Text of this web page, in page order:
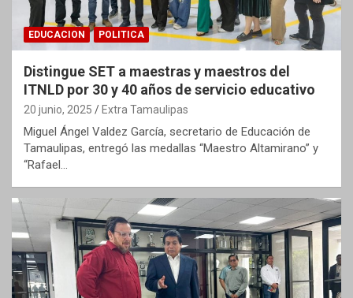
EDUCACION POLITICA
Distingue SET a maestras y maestros del
ITNLD por 30 y 40 años de servicio educativo
20 junio, 2025 Extra Tamaulipas
Miguel Ángel Valdez García, secretario de Educación de
Tamaulipas, entregó las medallas “Maestro Altamirano” y
“Rafael…